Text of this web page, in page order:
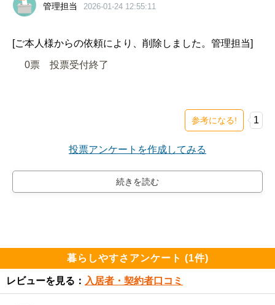
管理担当 2026-01-24 12:55:11
[ご本人様からの依頼により、削除しました。管理担当]
0票 投票受付終了
参考になる! 1
投票アンケートを作成してみる
暮らしやすさアンケート (1件)
レビューを見る： 入居者・契約者口コミ